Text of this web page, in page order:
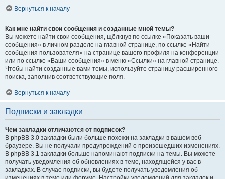
Вернуться к началу
Как мне найти свои сообщения и созданные мной темы?
Вы можете найти свои сообщения, щёлкнув по ссылке «Показать ваши
сообщения» в личном разделе на главной странице, по ссылке «Найти
сообщения пользователя» на странице вашего профиля на конференции
или по ссылке «Ваши сообщения» в меню «Ссылки» на главной странице.
Чтобы найти созданные вами темы, используйте страницу расширенного
поиска, заполнив соответствующие поля.
Вернуться к началу
Подписки и закладки
Чем закладки отличаются от подписок?
В phpBB 3.0 закладки были больше похожи на закладки в вашем веб-
браузере. Вы не получали предупреждений о произошедших изменениях.
В phpBB 3.1 закладки больше напоминают подписки на темы. Вы можете
получать уведомления об обновлениях в теме, находящейся у вас в
закладках. В случае подписки, вы будете получать уведомления об